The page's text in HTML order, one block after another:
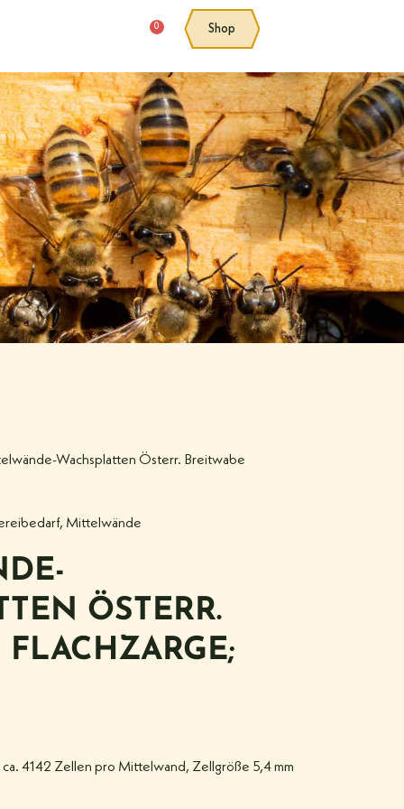
0 Shop
Wachsplatten Österr. Breitwabe
, Mittelwände
ÖSTERR.
FLACHZARGE;
ca. 4142 Zellen pro Mittelwand, Zellgröße 5,4 mm